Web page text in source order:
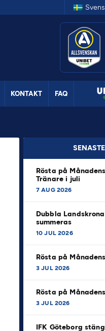
KONTAKT FAQ
Rösta på
Tränare i juli
7 AUG 2026
Dubbla
summeras
10 JUL 2026
Rösta på
3 JUL 2026
Rösta på
3 JUL 2026
IFK Göteborg